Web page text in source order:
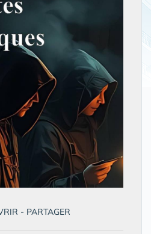
- PARTAGER